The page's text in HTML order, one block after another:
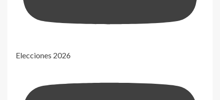
Elecciones 2026